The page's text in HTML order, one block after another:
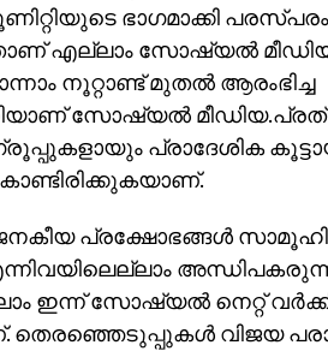
ഭാഗമാക്കി
എല്ലാം സോഷ്യൽ
നൂറ്റാണ്ട് മുതൽ ആരംഭിച്ച
സോഷ്യൽ
പ്രാദേശിക
പ്രക്ഷോഭങ്ങൾ
ഇന്ന് സോഷ്യൽ നെറ്റ്
വിജയ